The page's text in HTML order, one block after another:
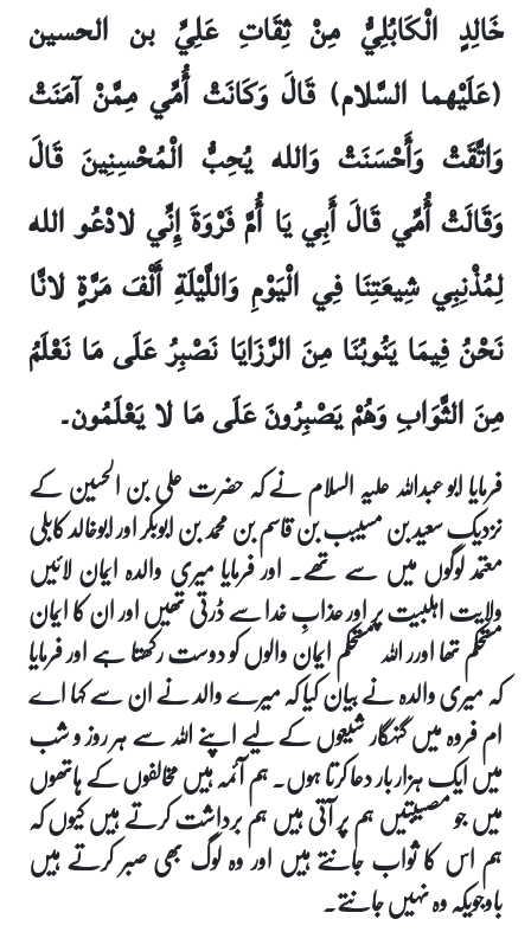
خَالِدٍ الْكَابُلِيُّ مِنْ ثِقَاتِ عَلِيِّ بن الحسين
(عَلَيْهما السَّلام) قَالَ وَكَانَتْ أُمِّي مِمَّنْ آمَنَتْ
وَاتَّقَتْ وَأَحْسَنَتْ وَالله يُحِبُّ الْمُحْسِنِينَ قَالَ
وَقَالَتْ أُمِّي قَالَ أَبِي يَا أُمَّ فَرْوَةَ إِنِّي لادْعُو الله
لِمُذْنِبِي شِيعَتِنَا فِي الْيَوْمِ وَاللَّيْلَةِ أَلْفَ مَرَّةٍ لانَّا
نَحْنُ فِيمَا يَنُوبُنَا مِنَ الرَّزَايَا نَصْبِرُ عَلَى مَا نَعْلَمُ
مِنَ الثَّوَابِ وَهُمْ يَصْبِرُونَ عَلَى مَا لا يَعْلَمُون۔
فرمایا ابو عبداللہ علیہ السلام نے کہ حضرت علی بن الحسین کے
نزدیک سعید بن مسیبب بن قاسم بن محمد بن ابوبکر اور ابوخالد کابلی
معتمد لوگوں میں سے تھے۔ اور فرمایا میری والدہ ایمان لائیں
ولایت اہلبیت پر اور عذابِ خدا سے ڈرتی تھیں اور ان کا ایمان
مستحکم تھا اورر اللہ مستحکم ایمان والوں کو دوست رکھتا ہے اور فرمایا
کہ میری والدہ نے بیان کیا کہ میرے والد نے ان سے کہا اے
ام فروہ میں گنہگار شیعوں کے لیے اپنے اللہ سے ہر روز و شب
میں ایک ہزار بار دعا کرتا ہوں۔ ہم آئمہ ہیں مخالفوں کے ہاتھوں
میں جو مصیبتیں ہم پر آتی ہیں ہم برداشت کرتے ہیں کیوں کہ
ہم اس کا ثواب جانتے ہیں اور وہ لوگ بھی صبر کرتے ہیں
باوجویکہ وہ نہیں جانتے۔